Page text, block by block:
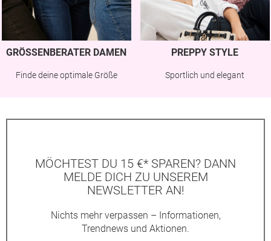
GRÖSSENBERATER DAMEN
Finde deine optimale Größe
PREPPY STYLE
Sportlich und elegant
MÖCHTEST DU 15 €* SPAREN? DANN
MELDE DICH ZU UNSEREM
NEWSLETTER AN!
Nichts mehr verpassen – Informationen,
Trendnews und Aktionen.